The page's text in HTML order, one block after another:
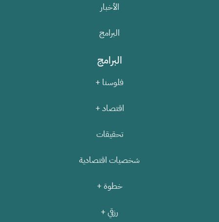
الأخبار
البرامج
البرامج
فلوسنا +
اقتصاد +
تحقيقات
شخصيات اقتصادية
خطوة +
رزقي +